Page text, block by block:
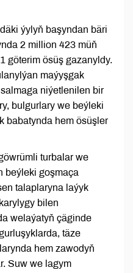
ýylyň başyndan bäri
2 million 423 müň
göterim ösüş gazanyldy.
maýyşgak
niýetlenilen bir
bulgurlary we beýleki
babatynda hem ösüşler
turbalar we
beýleki goşmaça
talaplaryna laýyk
bilen
welaýatyň çäginde
täze
hem zawodyň
Suw we lagym